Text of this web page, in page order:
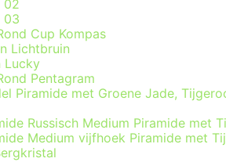
02
03
Cup Kompas
Lichtbruin
Lucky
Pentagram
Piramide met Groene Jade,
Russisch Medium Piramide met
Medium vijfhoek Piramide met